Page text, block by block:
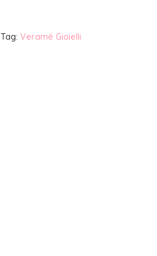
Tag: Veramé Gioielli